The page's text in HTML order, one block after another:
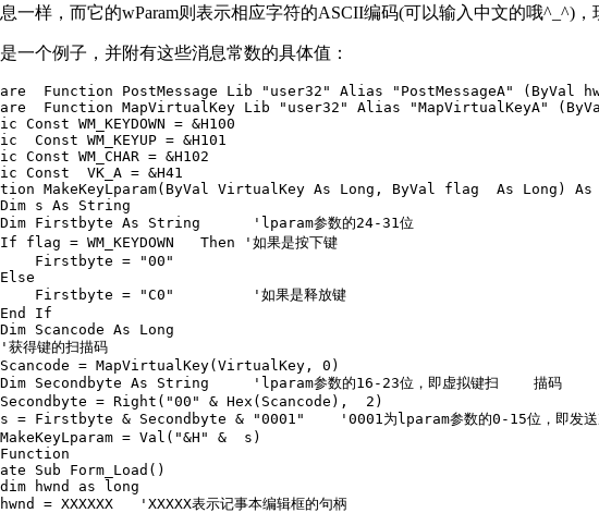
一样，而它的wParam则表示相应字符的ASCII编码(可以输入中文的哦^_^)
一个例子，并附有这些消息常数的具体值：
Function PostMessage Lib "user32" Alias "PostMessageA" (ByVal
Function MapVirtualKey Lib "user32" Alias "MapVirtualKeyA"
Const WM_KEYDOWN = &H100
Const WM_KEYUP = &H101
Const WM_CHAR = &H102
Const  VK_A = &H41
MakeKeyLparam(ByVal VirtualKey As Long, ByVal flag  As Long) As
s As String
Firstbyte As String      'lparam参数的24-31位
flag = WM_KEYDOWN   Then '如果是按下键
Firstbyte = "00"
Firstbyte = "C0"         '如果是释放键
If
Scancode As Long
得键的扫描码
= MapVirtualKey(VirtualKey, 0)
Secondbyte As String     'lparam参数的16-23位，即虚拟键扫    描码
= Right("00" & Hex(Scancode),  2)
= Firstbyte & Secondbyte & "0001"    '0001为lparam参数的0-15位，即发送
= Val("&H" &  s)
Sub Form_Load()
hwnd as long
= XXXXXX   'XXXXX表示记事本编辑框的句柄